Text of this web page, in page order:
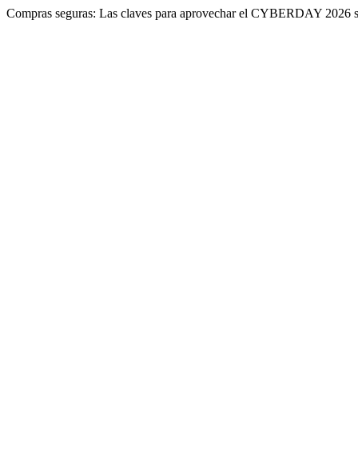
Compras seguras: Las claves para aprovechar el CYBERDAY 2026